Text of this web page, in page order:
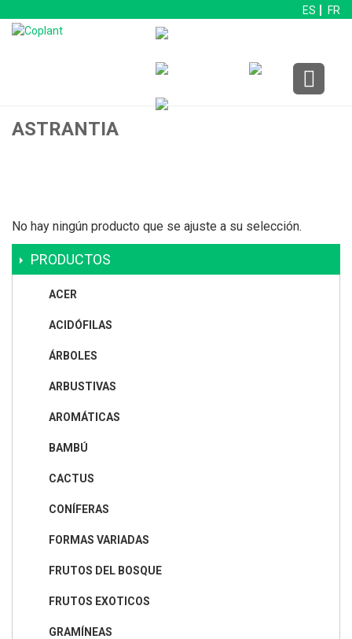
ES FR
ASTRANTIA
No hay ningún producto que se ajuste a su selección.
PRODUCTOS
ACER
ACIDÓFILAS
ÁRBOLES
ARBUSTIVAS
AROMÁTICAS
BAMBÚ
CACTUS
CONÍFERAS
FORMAS VARIADAS
FRUTOS DEL BOSQUE
FRUTOS EXOTICOS
GRAMÍNEAS